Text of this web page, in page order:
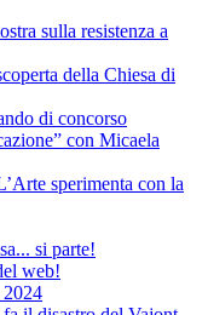
sulla resistenza a
della Chiesa di
di concorso
con Micaela
sperimenta con la
si parte!
web!
2024